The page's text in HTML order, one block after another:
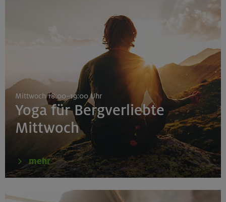
Mittwoch 18:00–19:00 Uhr
Yoga für Bergverliebte
Mittwoch
mehr